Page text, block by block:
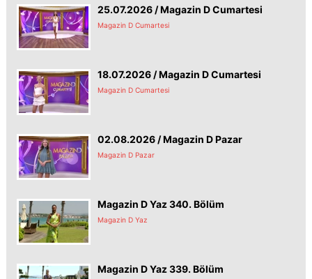
25.07.2026 / Magazin D Cumartesi
Magazin D Cumartesi
18.07.2026 / Magazin D Cumartesi
Magazin D Cumartesi
02.08.2026 / Magazin D Pazar
Magazin D Pazar
Magazin D Yaz 340. Bölüm
Magazin D Yaz
Magazin D Yaz 339. Bölüm